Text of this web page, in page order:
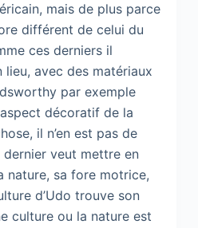
mais de plus parce
différent de celui du
ces derniers il
lieu, avec des matériaux
par exemple
décoratif de la
il n’en est pas de
veut mettre en
nature, sa fore motrice,
d’Udo trouve son
culture ou la nature est